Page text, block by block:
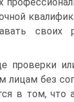
своих
проверки
лицам без
в том, что